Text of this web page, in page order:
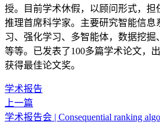
授。目前学术休假，以顾问形式，担
推理首席科学家。主要研究智能信息
习、强化学习、多智能体，数据挖
等等。已发表了100多篇学术论文，
获得最佳论文奖。
学术报告
上一篇
学术报告会 | Consequential ranking